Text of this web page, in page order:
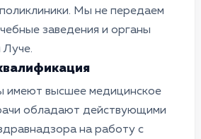
Мы не передаем
заведения и органы
Луче.
имеют высшее медицинское
обладают действующими
на работу с